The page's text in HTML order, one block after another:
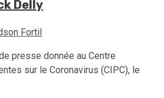
Delly
Fortil
presse donnée au Centre
sur le Coronavirus (CIPC), le